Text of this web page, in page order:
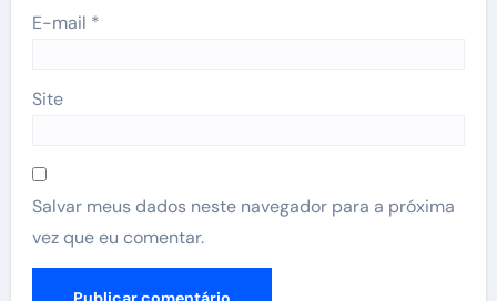
E-mail *
Site
Salvar meus dados neste navegador para a próxima
vez que eu comentar.